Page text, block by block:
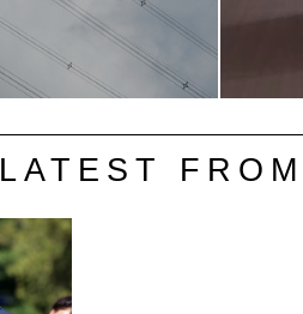
LATEST